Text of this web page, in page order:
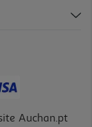
Auchan.pt